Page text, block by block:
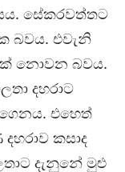
සේකරවත්තට
බවය. එවැනි
නොවන බවය.
දහරාට
එහෙත්
කසාද
දැනුනේ මුළු